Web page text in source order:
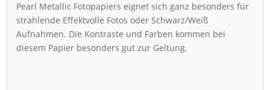
Pearl Metallic Fotopapiers eignet sich ganz besonders für
strahlende Effektvolle Fotos oder Schwarz/Weiß
Aufnahmen. Die Kontraste und Farben kommen bei
diesem Papier besonders gut zur Geltung.